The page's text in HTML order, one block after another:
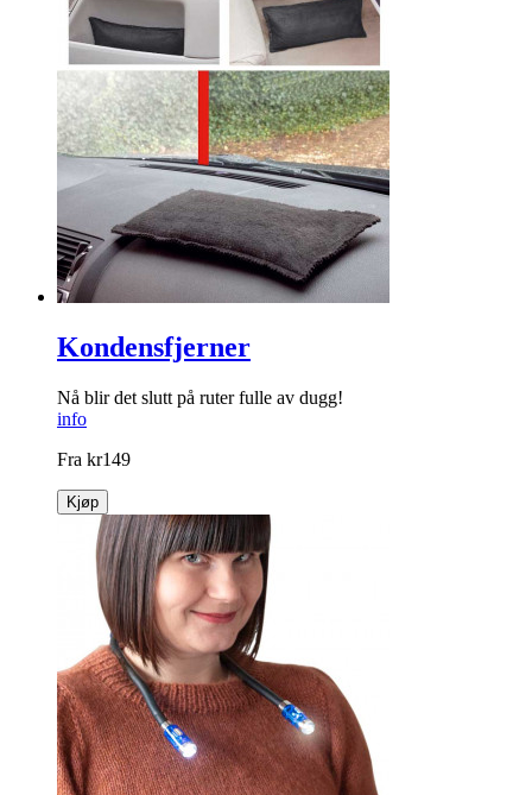
Kondensfjerner
Nå blir det slutt på ruter fulle av dugg!
info
Fra kr149
Kjøp